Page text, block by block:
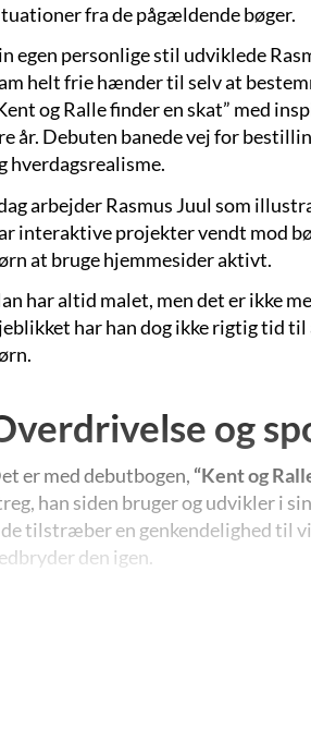
fra de pågældende bøger.
egen personlige stil udviklede
helt frie hænder til selv at
og Ralle finder en skat” med
år. Debuten banede vej for
hverdagsrealisme.
arbejder Rasmus Juul som
interaktive projekter vendt mod
at bruge hjemmesider aktivt.
har altid malet, men det er ikke
har han dog ikke rigtig tid til
og
er med debutbogen, “Kent og
han siden bruger og udvikler i
tilstræber en genkendelighed til
den igen.